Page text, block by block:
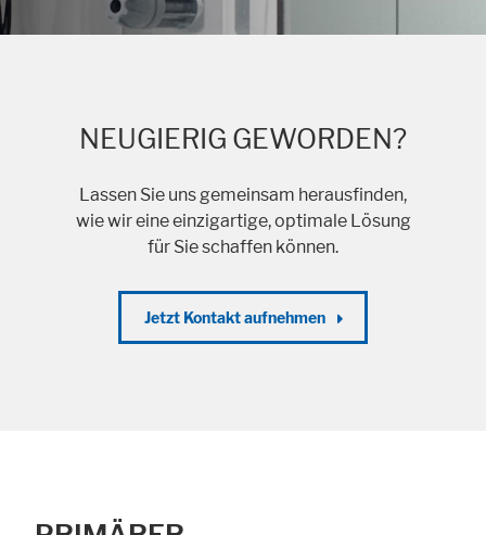
NEUGIERIG GEWORDEN?
Lassen Sie uns gemeinsam herausfinden,
wie wir eine einzigartige, optimale Lösung
für Sie schaffen können.
Jetzt Kontakt aufnehmen